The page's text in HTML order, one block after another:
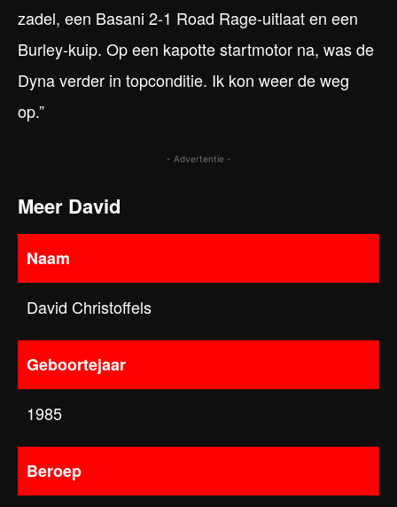
zadel, een Basani 2-1 Road Rage-uitlaat en een
Burley-kuip. Op een kapotte startmotor na, was de
Dyna verder in topconditie. Ik kon weer de weg
op.”
- Advertentie -
Meer David
Naam
David Christoffels
Geboortejaar
1985
Beroep